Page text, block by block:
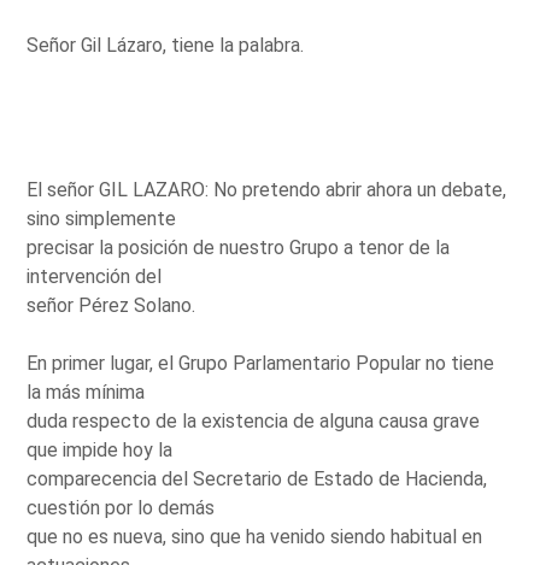
Señor Gil Lázaro, tiene la palabra.
El señor GIL LAZARO: No pretendo abrir ahora un debate,
sino simplemente
precisar la posición de nuestro Grupo a tenor de la
intervención del
señor Pérez Solano.
En primer lugar, el Grupo Parlamentario Popular no tiene
la más mínima
duda respecto de la existencia de alguna causa grave
que impide hoy la
comparecencia del Secretario de Estado de Hacienda,
cuestión por lo demás
que no es nueva, sino que ha venido siendo habitual en